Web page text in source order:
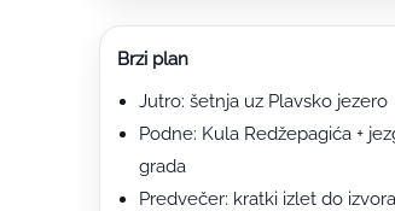
Brzi plan
Jutro: šetnja uz Plavsko jezero
Podne: Kula Redžepagića +
grada
Predvečer: kratki izlet do